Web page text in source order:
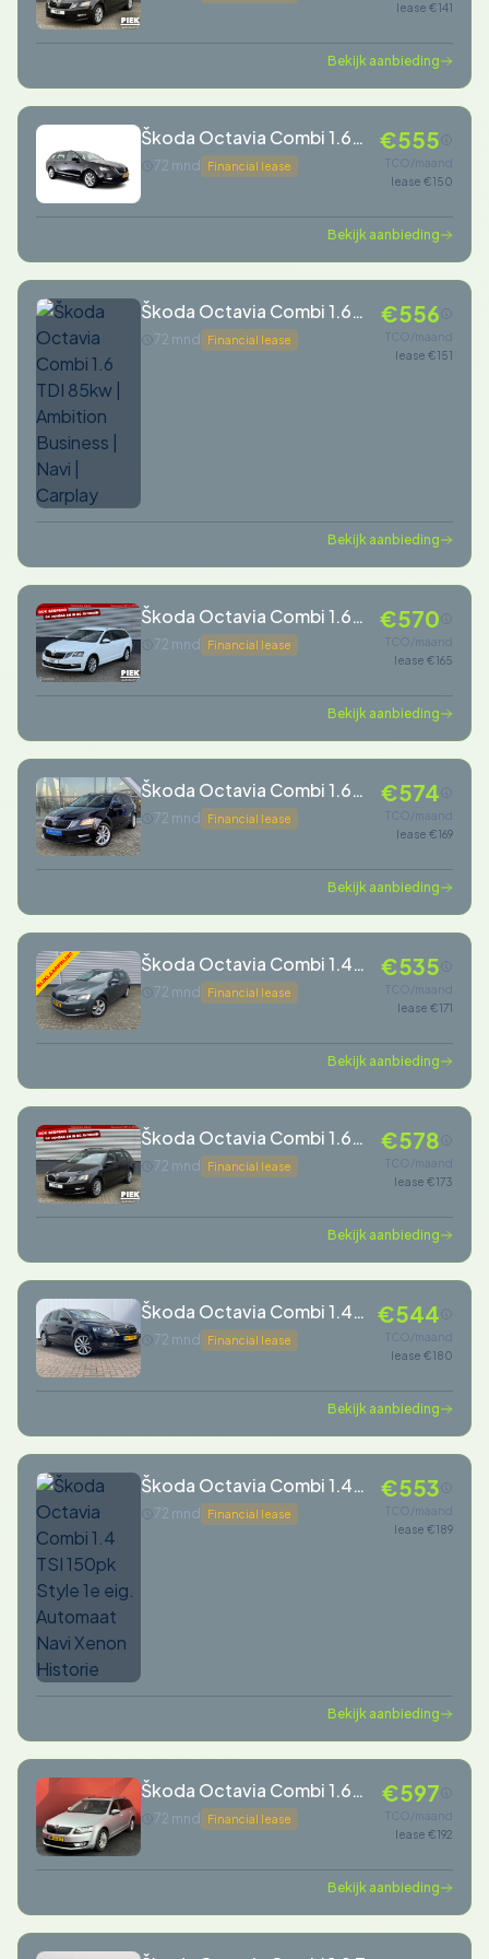
lease €141
Bekijk aanbieding
Škoda Octavia Combi 1.6
TDI Greentech Clever
72 mnd Financial lease
€555
TCO/maand
lease €150
Bekijk aanbieding
Škoda Octavia Combi 1.6
TDI 85kw | Ambition
72 mnd Financial lease
€556
TCO/maand
lease €151
Bekijk aanbieding
Škoda Octavia Combi 1.6
TDI Greentech Style
72 mnd Financial lease
€570
TCO/maand
lease €165
Bekijk aanbieding
Škoda Octavia Combi 1.6
TDI Greentech Style
Navigatie / Stoelverwarming
72 mnd Financial lease
€574
TCO/maand
lease €169
Bekijk aanbieding
Škoda Octavia Combi 1.4
TSI Greentech Ambition,
72 mnd Financial lease
€535
TCO/maand
lease €171
Bekijk aanbieding
Škoda Octavia Combi 1.6
TDI Ambition AUTOMAAT
72 mnd Financial lease
€578
TCO/maand
lease €173
Bekijk aanbieding
Škoda Octavia Combi 1.4
TSI Style Xenon Aut
Carplay Voll.Onderhouden!
72 mnd Financial lease
€544
TCO/maand
lease €180
Bekijk aanbieding
Škoda Octavia Combi 1.4
TSI 150pk Style 1e eig.
72 mnd Financial lease
€553
TCO/maand
lease €189
Bekijk aanbieding
Škoda Octavia Combi 1.6
TDI Greentech Ambition
72 mnd Financial lease
€597
TCO/maand
lease €192
Bekijk aanbieding